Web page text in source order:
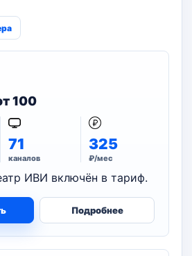
100
71
каналов
325
₽/мес
ИВИ включён в тариф.
Подробнее